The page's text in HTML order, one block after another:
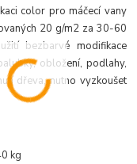
color pro máčecí vany
20 g/m2 za 30-60
bezbarvé modifikace
obložení, podlahy,
dřeva, nutno vyzkoušet
kg